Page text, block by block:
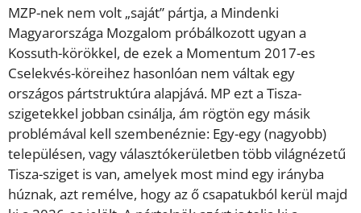
MZP-nek nem volt „saját” pártja, a Mindenki
Magyarországa Mozgalom próbálkozott ugyan a
Kossuth-körökkel, de ezek a Momentum 2017-es
Cselekvés-köreihez hasonlóan nem váltak egy
országos pártstruktúra alapjává. MP ezt a Tisza-
szigetekkel jobban csinálja, ám rögtön egy másik
problémával kell szembenéznie: Egy-egy (nagyobb)
településen, vagy választókerületben több világnézetű
Tisza-sziget is van, amelyek most mind egy irányba
húznak, azt remélve, hogy az ő csapatukból kerül majd